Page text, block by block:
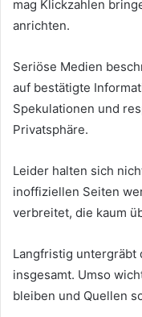
mag Klickzahlen
anrichten.
Seriöse Medien
auf bestätigte
Spekulationen und
Privatsphäre.
Leider halten sich
inoffiziellen Seiten
verbreitet, die kaum
Langfristig untergräbt
insgesamt. Umso
bleiben und Quellen